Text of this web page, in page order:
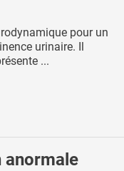
pour un
urinaire. Il
...
anormale